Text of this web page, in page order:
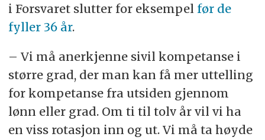
i Forsvaret slutter for eksempel før de
fyller 36 år.
– Vi må anerkjenne sivil kompetanse i
større grad, der man kan få mer uttelling
for kompetanse fra utsiden gjennom
lønn eller grad. Om ti til tolv år vil vi ha
en viss rotasjon inn og ut. Vi må ta høyde